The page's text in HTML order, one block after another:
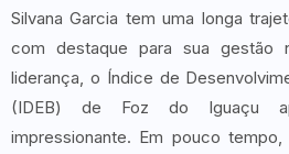
Silvana Garcia tem uma longa
com destaque para sua gestão
liderança, o Índice de
(IDEB) de Foz do Iguaçu
impressionante. Em pouco